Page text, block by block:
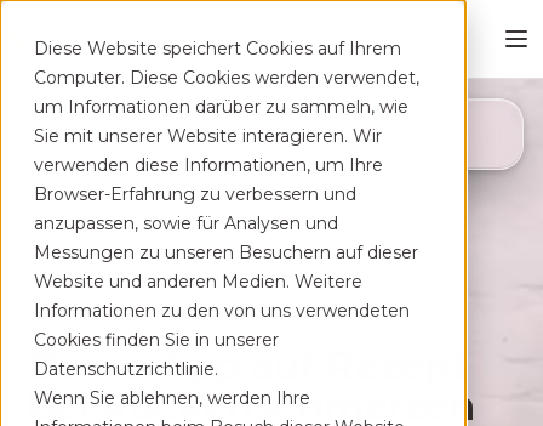
Diese Website speichert Cookies auf Ihrem
Computer. Diese Cookies werden verwendet,
um Informationen darüber zu sammeln, wie
Sie mit unserer Website interagieren. Wir
verwenden diese Informationen, um Ihre
Browser-Erfahrung zu verbessern und
anzupassen, sowie für Analysen und
Messungen zu unseren Besuchern auf dieser
Website und anderen Medien. Weitere
Informationen zu den von uns verwendeten
Cookies finden Sie in unserer
Datenschutzrichtlinie.
Wenn Sie ablehnen, werden Ihre
Deine App auf Rezept
bei Rücken­schmerzen